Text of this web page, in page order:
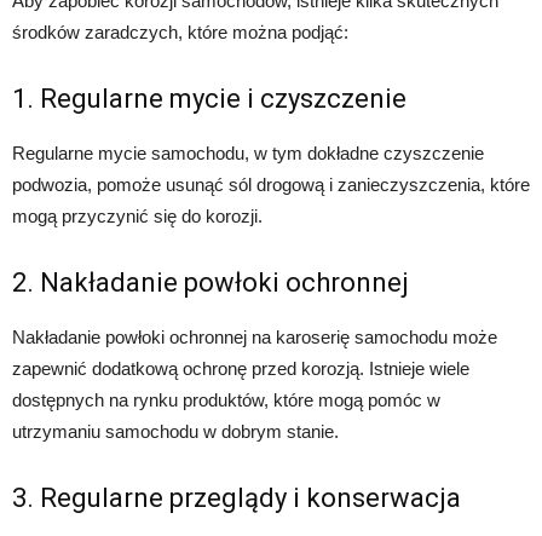
środków zaradczych, które można podjąć:
1. Regularne mycie i czyszczenie
Regularne mycie samochodu, w tym dokładne czyszczenie
podwozia, pomoże usunąć sól drogową i zanieczyszczenia, które
mogą przyczynić się do korozji.
2. Nakładanie powłoki ochronnej
Nakładanie powłoki ochronnej na karoserię samochodu może
zapewnić dodatkową ochronę przed korozją. Istnieje wiele
dostępnych na rynku produktów, które mogą pomóc w
utrzymaniu samochodu w dobrym stanie.
3. Regularne przeglądy i konserwacja